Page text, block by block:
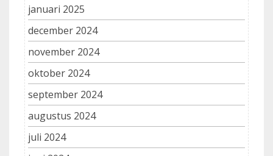
januari 2025
december 2024
november 2024
oktober 2024
september 2024
augustus 2024
juli 2024